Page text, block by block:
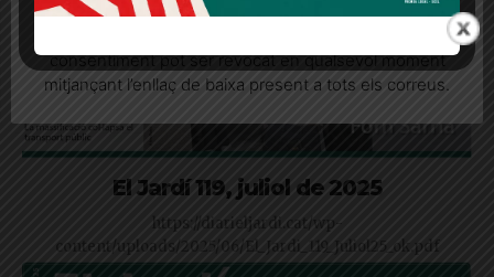
El Jardí 119, juliol de 2025
https://diarieljardi.cat/wp-
content/uploads/2025/06/El_Jardi_119_Juliol25_ok.pdf
seu consentiment explícit per rebre comunicacions
consentiment pot ser revocat en qualsevol moment
mitjançant l’enllaç de baixa present a tots els correus.